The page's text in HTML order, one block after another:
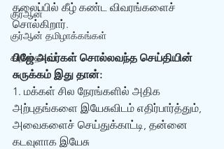
குர்‍ஆன்
குர்‍ஆன் தமிழாக்கங்கள்
கிறிஸ்தவம்
தலைப்பில் கீழ் கண்ட விவரங்களைச்
சொல்கிறார்.
பிஜே அவர்கள் சொல்லவந்த செய்தியின்
சுருக்கம் இது தான்:
1. மக்கள் சில நேரங்களில் அதிக
அற்புதங்களை இயேசுவிடம் எதிர்பார்த்தும்,
அவைகளைச் செய்துக்காட்டி, தன்னை
கடவுளாக இயேசு